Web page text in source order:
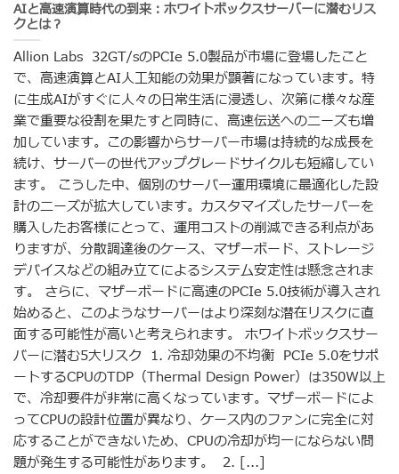
AIと高速演算時代の到来：ホワイトボックスサーバーに潜むリス
クとは？
Allion Labs 32GT/sのPCIe 5.0製品が市場に登場したこと
で、高速演算とAI人工知能の効果が顕著になっています。特
に生成AIがすぐに人々の日常生活に浸透し、次第に様々な産
業で重要な役割を果たすと同時に、高速伝送へのニーズも増
加しています。この影響からサーバー市場は持続的な成長を
続け、サーバーの世代アップグレードサイクルも短縮してい
ます。 こうした中、個別のサーバー運用環境に最適化した設
計のニーズが拡大しています。カスタマイズしたサーバーを
購入したお客様にとって、運用コストの削減できる利点があ
りますが、分散調達後のケース、マザーボード、ストレージ
デバイスなどの組み立てによるシステム安定性は懸念されま
す。 さらに、マザーボードに高速のPCIe 5.0技術が導入され
始めると、このようなサーバーはより深刻な潜在リスクに直
面する可能性が高いと考えられます。 ホワイトボックスサー
バーに潜む5大リスク 1. 冷却効果の不均衡 PCIe 5.0をサポ
ートするCPUのTDP（Thermal Design Power）は350W以上
で、冷却要件が非常に高くなっています。マザーボードによ
ってCPUの設計位置が異なり、ケース内のファンに完全に対
応することができないため、CPUの冷却が均一にならない問
題が発生する可能性があります。 2. [...]